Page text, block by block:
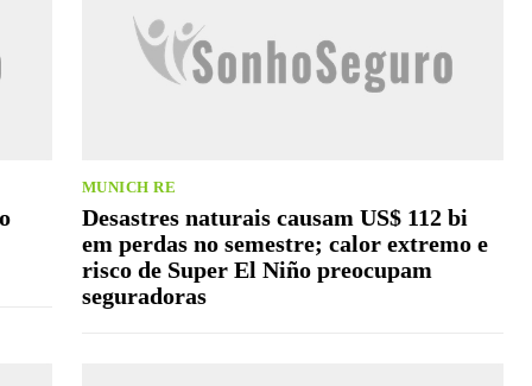
MUNICH RE
Desastres naturais causam US$ 112 bi
em perdas no semestre; calor extremo e
risco de Super El Niño preocupam
seguradoras